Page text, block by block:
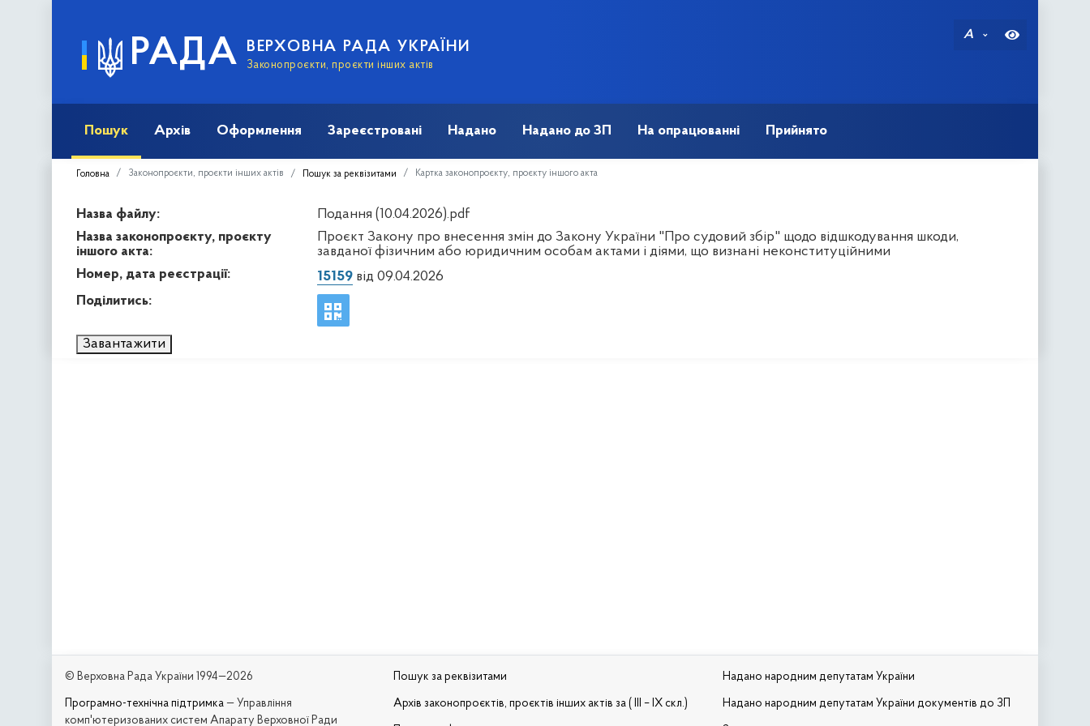
РАДА ВЕРХОВНА РАДА УКРАЇНИ
Законопроєкти, проєкти інших актів
A
Пошук Архів Оформлення Зареєстровані Надано Надано до ЗП На опрацюванні Прийнято
Головна Законопроєкти, проєкти інших актів Пошук за реквізитами Картка законопроєкту, проєкту іншого акта
Назва файлу:
Подання (10.04.2026).pdf
Назва законопроєкту, проєкту
іншого акта:
Проєкт Закону про внесення змін до Закону України "Про судовий збір" щодо відшкодування шкоди,
завданої фізичним або юридичним особам актами і діями, що визнані неконституційними
Номер, дата реєстрації:
15159від 09.04.2026
Поділитись:
Завантажити
© Верховна Рада України 1994—2026
Програмно-технічна підтримка — Управління
комп'ютеризованих систем Апарату Верховної Ради
Пошук за реквізитами
Архів законопроєктів, проєктів інших актів за ( III – IX скл.)
Надано народним депутатам України
Надано народним депутатам України документів до ЗП